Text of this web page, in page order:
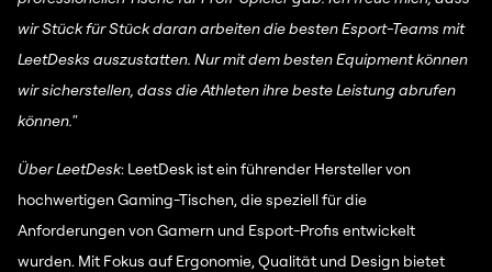
wir Stück für Stück daran arbeiten die besten Esport-Teams mit
LeetDesks auszustatten. Nur mit dem besten Equipment können
wir sicherstellen, dass die Athleten ihre beste Leistung abrufen
können."
Über LeetDesk: LeetDesk ist ein führender Hersteller von
hochwertigen Gaming-Tischen, die speziell für die
Anforderungen von Gamern und Esport-Profis entwickelt
wurden. Mit Fokus auf Ergonomie, Qualität und Design bietet